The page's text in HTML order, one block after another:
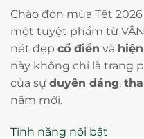
Chào đón mùa Tết 2026
một tuyệt phẩm từ
nét đẹp cổ điển và
này không chỉ là trang
của sự duyên dáng,
năm mới.
Tính năng nổi bật